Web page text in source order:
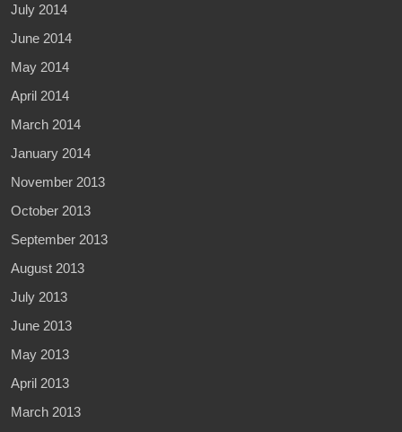
July 2014
June 2014
May 2014
April 2014
March 2014
January 2014
November 2013
October 2013
September 2013
August 2013
July 2013
June 2013
May 2013
April 2013
March 2013